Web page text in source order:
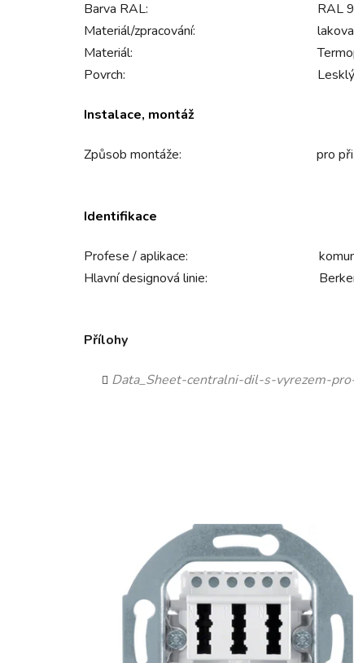
Barva RAL:
RAL
Materiál/zpracování:
Materiál:
Povrch:
Lesklý
Instalace, montáž
Způsob montáže: pro
Identifikace
Profese / aplikace:
Hlavní designová linie:
Přílohy
Data_Sheet-centralni-dil-s-vyrezem-